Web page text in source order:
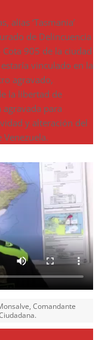
alias ‘Tasmania’
de Delincuencia
905 de la ciudad
vinculado en la
agravado,
la libertad de
para
y alteración del
Comandante